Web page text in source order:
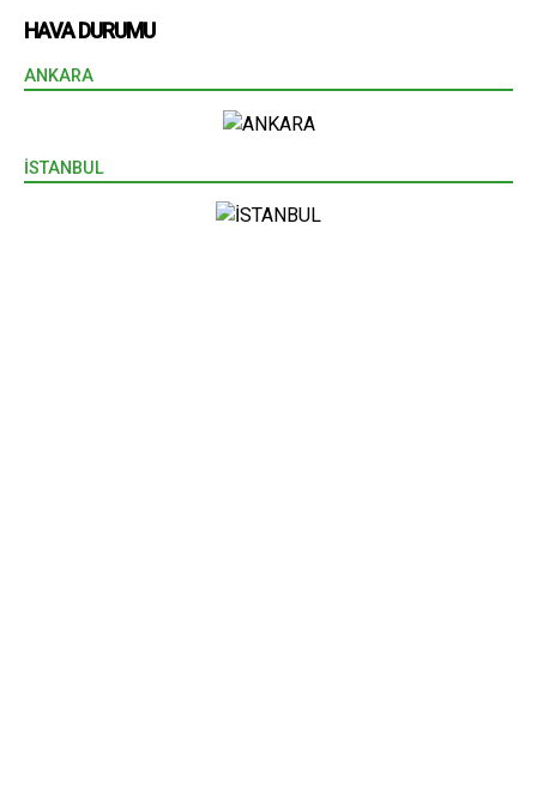
HAVA DURUMU
ANKARA
İSTANBUL